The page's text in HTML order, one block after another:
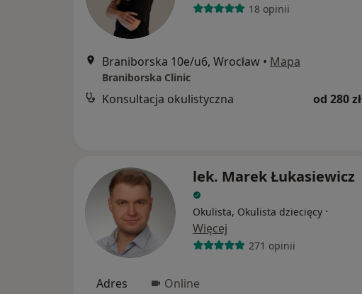
18 opinii
Braniborska 10e/u6, Wrocław • Mapa
Braniborska Clinic
Konsultacja okulistyczna od 280 zł
lek. Marek Łukasiewicz
Okulista, Okulista dziecięcy ·
Więcej
271 opinii
Adres Online